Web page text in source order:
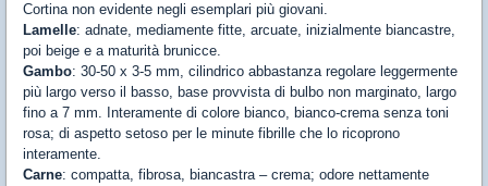
Cortina non evidente negli esemplari più giovani.
Lamelle: adnate, mediamente fitte, arcuate, inizialmente biancastre,
poi beige e a maturità brunicce.
Gambo: 30-50 x 3-5 mm, cilindrico abbastanza regolare leggermente
più largo verso il basso, base provvista di bulbo non marginato, largo
fino a 7 mm. Interamente di colore bianco, bianco-crema senza toni
rosa; di aspetto setoso per le minute fibrille che lo ricoprono
interamente.
Carne: compatta, fibrosa, biancastra – crema; odore nettamente